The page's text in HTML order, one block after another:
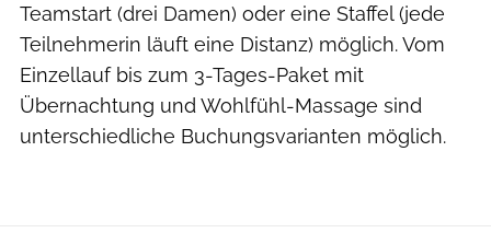
Teamstart (drei Damen) oder eine Staffel (jede
Teilnehmerin läuft eine Distanz) möglich. Vom
Einzellauf bis zum 3-Tages-Paket mit
Übernachtung und Wohlfühl-Massage sind
unterschiedliche Buchungsvarianten möglich.